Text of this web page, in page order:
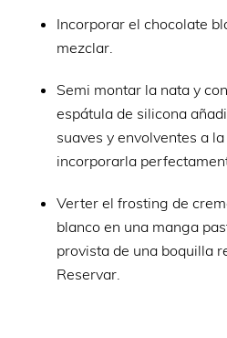
Incorporar el chocolate
mezclar.
Semi montar la nata y
espátula de silicona
suaves y envolventes a
incorporarla
Verter el frosting de
blanco en una manga
provista de una boquilla
Reservar.